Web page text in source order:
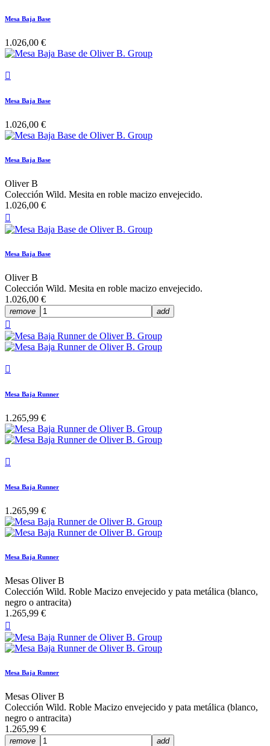
Mesa Baja Base
1.026,00 €

Mesa Baja Base
1.026,00 €
Mesa Baja Base
Oliver B
Colección Wild. Mesita en roble macizo envejecido.
1.026,00 €

Mesa Baja Base
Oliver B
Colección Wild. Mesita en roble macizo envejecido.
1.026,00 €
remove add


Mesa Baja Runner
1.265,99 €

Mesa Baja Runner
1.265,99 €
Mesa Baja Runner
Mesas Oliver B
Colección Wild. Roble Macizo envejecido y pata metálica (blanco,
negro o antracita)
1.265,99 €

Mesa Baja Runner
Mesas Oliver B
Colección Wild. Roble Macizo envejecido y pata metálica (blanco,
negro o antracita)
1.265,99 €
remove add